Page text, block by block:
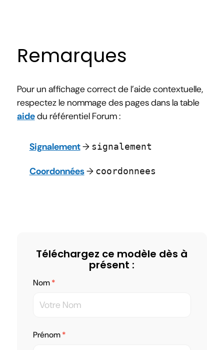
Remarques
Pour un affichage correct de l’aide contextuelle,
respectez le nommage des pages dans la table
aidedu référentiel Forum :
Signalement→ signalement
Coordonnées→ coordonnees
Téléchargez ce modèle dès à
présent :
Nom
Prénom